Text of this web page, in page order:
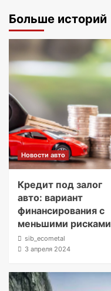
Больше историй
Новости авто
Кредит под залог
авто: вариант
финансирования с
меньшими рисками
sib_ecometal
3 апреля 2024